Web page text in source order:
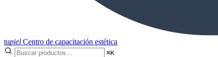
tupiel Centro de capacitación estética
⌘K